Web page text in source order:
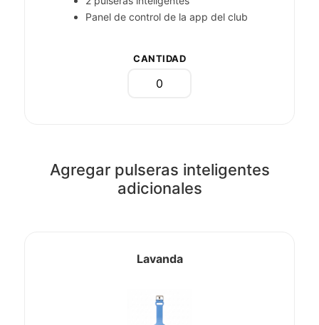
Panel de control de la app del club
CANTIDAD
Agregar pulseras inteligentes
adicionales
Lavanda